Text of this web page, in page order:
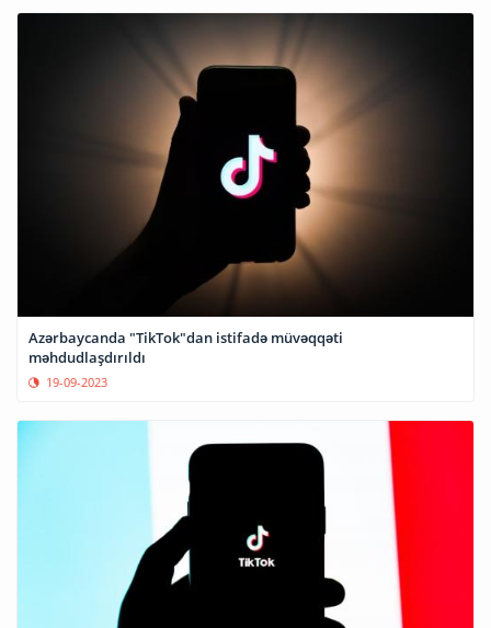
Azərbaycanda "TikTok"dan istifadə müvəqqəti
məhdudlaşdırıldı
19-09-2023